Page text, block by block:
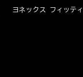
ヨネックス フィッテ